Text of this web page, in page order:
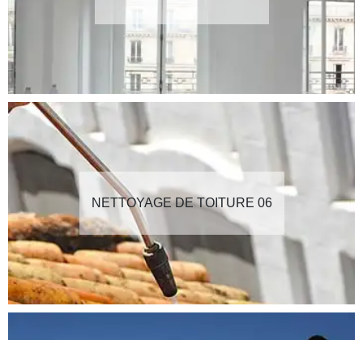
NETTOYAGE DE TOITURE 06